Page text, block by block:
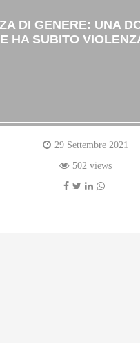
DI GENERE: UNA
HA SUBITO
29 Settembre 2021
502 views